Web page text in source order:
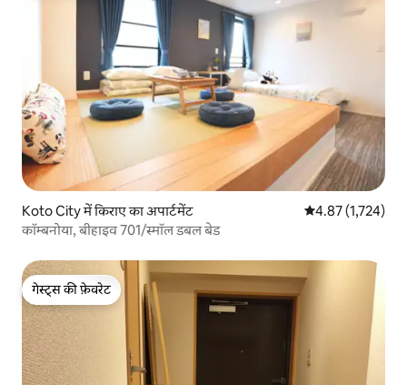
Koto City में किराए का अपार्टमेंट औसत रेटिंग 5 में से
4.87 (1,724)
कॉम्बनोया, बीहाइव 701/स्मॉल डबल बेड
गेस्ट्स की फ़ेवरेट
गेस्ट्स की फ़ेवरेट